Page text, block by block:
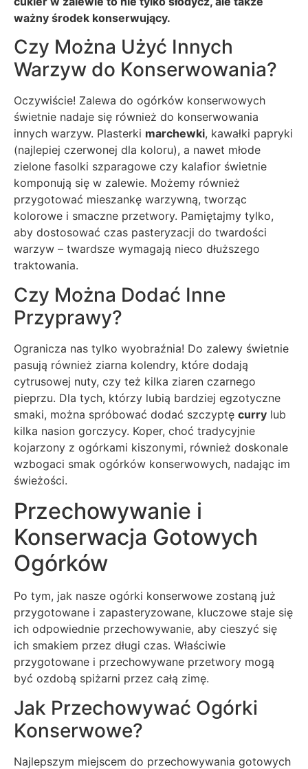
ważny środek konserwujący.
Czy Można Użyć Innych
Warzyw do Konserwowania?
Oczywiście! Zalewa do ogórków konserwowych
świetnie nadaje się również do konserwowania
innych warzyw. Plasterki marchewki, kawałki papryki
(najlepiej czerwonej dla koloru), a nawet młode
zielone fasolki szparagowe czy kalafior świetnie
komponują się w zalewie. Możemy również
przygotować mieszankę warzywną, tworząc
kolorowe i smaczne przetwory. Pamiętajmy tylko,
aby dostosować czas pasteryzacji do twardości
warzyw – twardsze wymagają nieco dłuższego
traktowania.
Czy Można Dodać Inne
Przyprawy?
Ogranicza nas tylko wyobraźnia! Do zalewy świetnie
pasują również ziarna kolendry, które dodają
cytrusowej nuty, czy też kilka ziaren czarnego
pieprzu. Dla tych, którzy lubią bardziej egzotyczne
smaki, można spróbować dodać szczyptę curry lub
kilka nasion gorczycy. Koper, choć tradycyjnie
kojarzony z ogórkami kiszonymi, również doskonale
wzbogaci smak ogórków konserwowych, nadając im
świeżości.
Przechowywanie i
Konserwacja Gotowych
Ogórków
Po tym, jak nasze ogórki konserwowe zostaną już
przygotowane i zapasteryzowane, kluczowe staje się
ich odpowiednie przechowywanie, aby cieszyć się
ich smakiem przez długi czas. Właściwie
przygotowane i przechowywane przetwory mogą
być ozdobą spiżarni przez całą zimę.
Jak Przechowywać Ogórki
Konserwowe?
Najlepszym miejscem do przechowywania gotowych